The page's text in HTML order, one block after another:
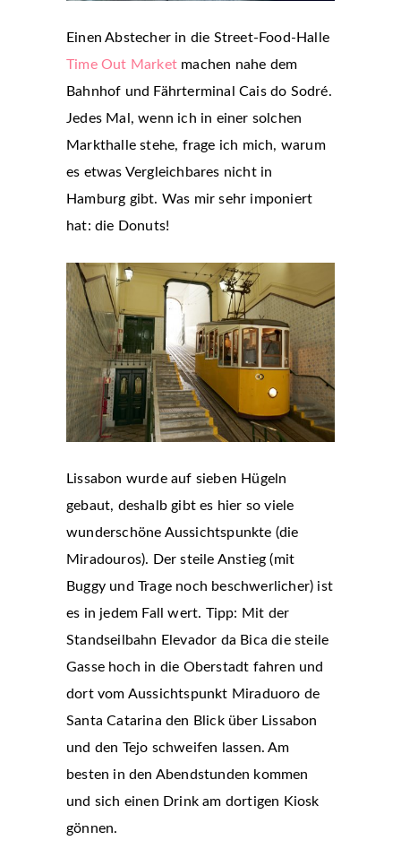
Einen Abstecher in die Street-Food-Halle
Time Out Market machen nahe dem
Bahnhof und Fährterminal Cais do Sodré.
Jedes Mal, wenn ich in einer solchen
Markthalle stehe, frage ich mich, warum
es etwas Vergleichbares nicht in
Hamburg gibt. Was mir sehr imponiert
hat: die Donuts!
Lissabon wurde auf sieben Hügeln
gebaut, deshalb gibt es hier so viele
wunderschöne Aussichtspunkte (die
Miradouros). Der steile Anstieg (mit
Buggy und Trage noch beschwerlicher) ist
es in jedem Fall wert. Tipp: Mit der
Standseilbahn Elevador da Bica die steile
Gasse hoch in die Oberstadt fahren und
dort vom Aussichtspunkt Miraduoro de
Santa Catarina den Blick über Lissabon
und den Tejo schweifen lassen. Am
besten in den Abendstunden kommen
und sich einen Drink am dortigen Kiosk
gönnen.